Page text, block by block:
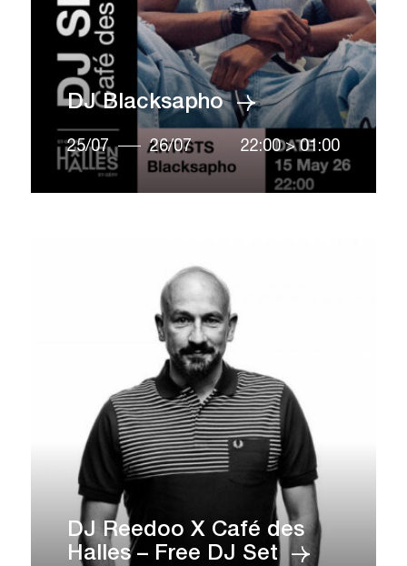
DJ Blacksapho
25/07 26/07 22:00 > 01:00
DJ Reedoo X Café des
Halles – Free DJ Set